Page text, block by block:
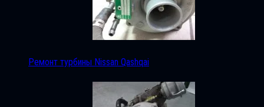
Ремонт турбины Nissan Qashqai